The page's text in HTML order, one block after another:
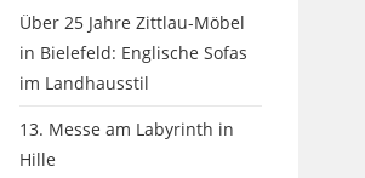
Über 25 Jahre Zittlau-Möbel
in Bielefeld: Englische Sofas
im Landhausstil
13. Messe am Labyrinth in
Hille